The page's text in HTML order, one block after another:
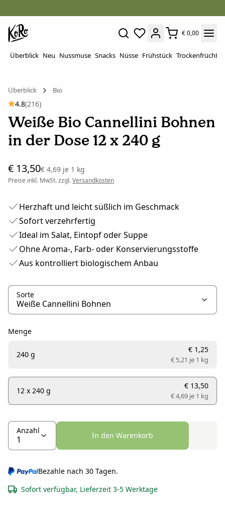
€ 0,00
Überblick Neu Nussmuse Snacks Nüsse Frühstück Trockenfrüchte
Überblick
Bio
4.8(216)
Weiße Bio Cannellini Bohnen
in der Dose 12 x 240 g
€ 13,50€ 4,69 je 1 kg
Preise inkl. MwSt. zzgl.Versandkosten
Herzhaft und leicht süßlich im Geschmack
Sofort verzehrfertig
Ideal im Salat, Eintopf oder Suppe
Ohne Aroma-, Farb- oder Konservierungsstoffe
Aus kontrolliert biologischem Anbau
Sorte
Menge
240 g
€ 1,25
€ 5,21 je 1 kg
12 x 240 g
€ 13,50
€ 4,69 je 1 kg
Anzahl
In den Warenkorb
Bezahle nach 30 Tagen.
Sofort verfügbar, Lieferzeit 3-5 Werktage